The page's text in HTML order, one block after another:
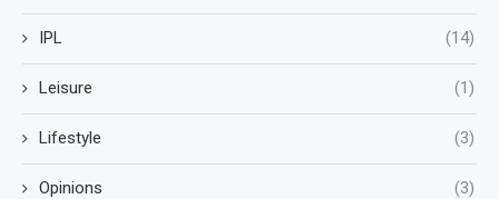
IPL (14)
Leisure (1)
Lifestyle (3)
Opinions (3)